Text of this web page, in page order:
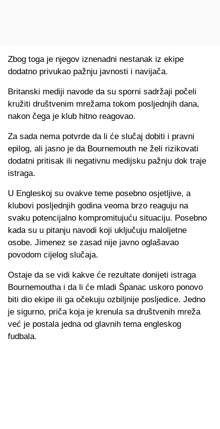
Zbog toga je njegov iznenadni nestanak iz ekipe
dodatno privukao pažnju javnosti i navijača.
Britanski mediji navode da su sporni sadržaji počeli
kružiti društvenim mrežama tokom posljednjih dana,
nakon čega je klub hitno reagovao.
Za sada nema potvrde da li će slučaj dobiti i pravni
epilog, ali jasno je da Bournemouth ne želi rizikovati
dodatni pritisak ili negativnu medijsku pažnju dok traje
istraga.
U Engleskoj su ovakve teme posebno osjetljive, a
klubovi posljednjih godina veoma brzo reaguju na
svaku potencijalno kompromitujuću situaciju. Posebno
kada su u pitanju navodi koji uključuju maloljetne
osobe. Jimenez se zasad nije javno oglašavao
povodom cijelog slučaja.
Ostaje da se vidi kakve će rezultate donijeti istraga
Bournemoutha i da li će mladi Španac uskoro ponovo
biti dio ekipe ili ga očekuju ozbiljnije posljedice. Jedno
je sigurno, priča koja je krenula sa društvenih mreža
već je postala jedna od glavnih tema engleskog
fudbala.